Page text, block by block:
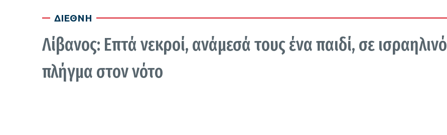
ΔΙΕΘΝΗ
Λίβανος: Επτά νεκροί, ανάμεσά τους ένα παιδί, σε ισραηλινό
πλήγμα στον νότο